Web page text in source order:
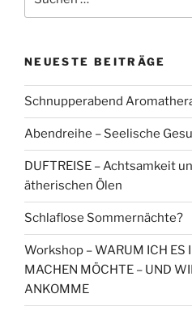
nach:
NEUESTE BEITRÄGE
Schnupperabend
Abendreihe – Seelische
DUFTREISE – Achtsamkeit
ätherischen Ölen
Schlaflose Sommernächte?
Workshop – WARUM ICH ES
MACHEN MÖCHTE – UND
ANKOMME